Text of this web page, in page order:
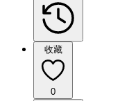
收藏
0